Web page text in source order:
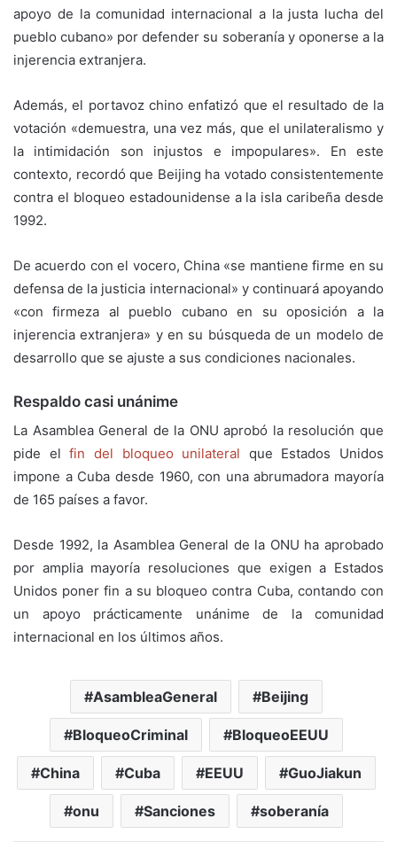
apoyo de la comunidad internacional a la justa lucha del
pueblo cubano» por defender su soberanía y oponerse a la
injerencia extranjera.
Además, el portavoz chino enfatizó que el resultado de la
votación «demuestra, una vez más, que el unilateralismo y
la intimidación son injustos e impopulares». En este
contexto, recordó que Beijing ha votado consistentemente
contra el bloqueo estadounidense a la isla caribeña desde
1992.
De acuerdo con el vocero, China «se mantiene firme en su
defensa de la justicia internacional» y continuará apoyando
«con firmeza al pueblo cubano en su oposición a la
injerencia extranjera» y en su búsqueda de un modelo de
desarrollo que se ajuste a sus condiciones nacionales.
Respaldo casi unánime
La Asamblea General de la ONU aprobó la resolución que
pide elfin del bloqueo unilateral que Estados Unidos
impone a Cuba desde 1960, con una abrumadora mayoría
de 165 países a favor.
Desde 1992, la Asamblea General de la ONU ha aprobado
por amplia mayoría resoluciones que exigen a Estados
Unidos poner fin a su bloqueo contra Cuba, contando con
un apoyo prácticamente unánime de la comunidad
internacional en los últimos años.
AsambleaGeneral Beijing
BloqueoCriminal BloqueoEEUU
China Cuba EEUU GuoJiakun
onu Sanciones soberanía